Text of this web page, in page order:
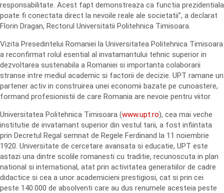
responsabilitate. Acest fapt demonstreaza ca functia prezidentiala
poate fi conectata direct la nevoile reale ale societatii”, a declarat
Florin Dragan, Rectorul Universitatii Politehnica Timisoara.
Vizita Presedintelui Romaniei la Universitatea Politehnica Timisoara
a reconfirmat rolul esential al invatamantului tehnic superior in
dezvoltarea sustenabila a Romaniei si importanta colaborarii
stranse intre mediul academic si factorii de decizie. UPT ramane un
partener activ in construirea unei economii bazate pe cunoastere,
formand profesionistii de care Romania are nevoie pentru viitor.
Universitatea Politehnica Timisoara (www.upt.ro), cea mai veche
institutie de invatamant superior din vestul tarii, a fost infiintata
prin Decretul Regal semnat de Regele Ferdinand la 11 noiembrie
1920. Universitate de cercetare avansata si educatie, UPT este
astazi una dintre scolile romanesti cu traditie, recunoscuta in plan
national si international, atat prin activitatea generatiilor de cadre
didactice si cea a unor academicieni prestigiosi, cat si prin cei
peste 140.000 de absolventi care au dus renumele acesteia peste